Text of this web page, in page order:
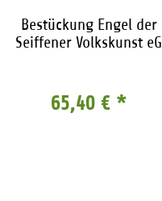
Bestückung Engel der
Seiffener Volkskunst eG
65,40 € *